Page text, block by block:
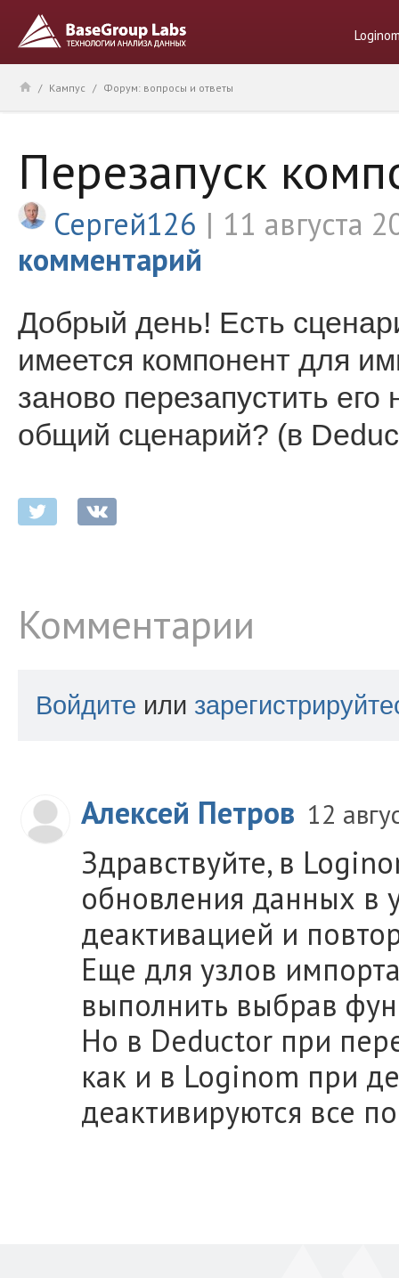
/ Кампус / Форум: вопросы и ответы
Перезапуск
Сергей126
11 августа
комментарий
Добрый день! Есть
имеется компонент для
заново перезапустить
общий сценарий? (в
Комментарии
Войдите или
Алексей Петров 12
Здравствуйте, в
обновления данных в
деактивацией и
Еще для узлов
выполнить выбрав
Но в Deductor при
как и в Loginom при
деактивируются все